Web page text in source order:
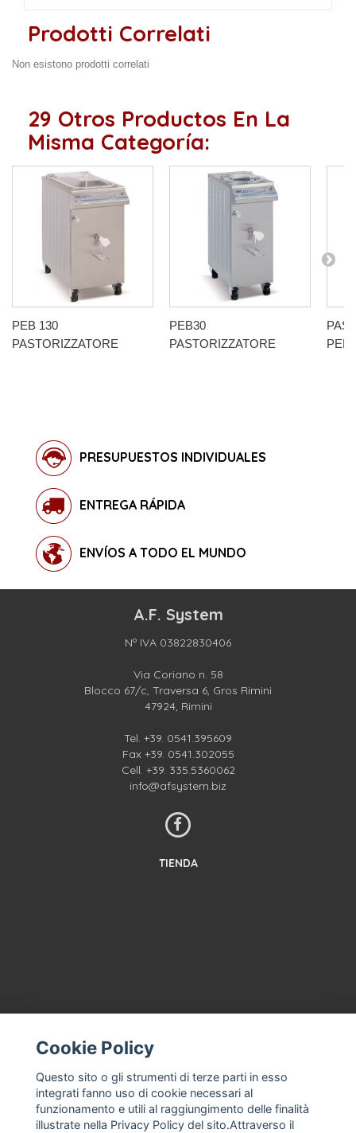
Prodotti Correlati
Non esistono prodotti correlati
29 Otros Productos En La
Misma Categoría:
PEB 130
PASTORIZZATORE
PEB30
PASTORIZZATORE
PRESUPUESTOS INDIVIDUALES
ENTREGA RÁPIDA
ENVÍOS A TODO EL MUNDO
A.F. System
Nº IVA 03822830406
Via Coriano n. 58
Blocco 67/c, Traversa 6, Gros Rimini
47924, Rimini
Tel. +39. 0541.395609
Fax +39. 0541.302055
Cell. +39. 335.5360062
info@afsystem.biz
TIENDA
TÉRMINOS Y CONDICIONES
SOBRE NOSOTROS
ASISTENCIA CON LA MÁQUINA DE HELADOS, HELADERÍA
PROFESIONAL
Cookie Policy
Questo sito o gli strumenti di terze parti in esso
integrati fanno uso di cookie necessari al
funzionamento e utili al raggiungimento delle finalità
illustrate nella Privacy Policy del sito.Attraverso il